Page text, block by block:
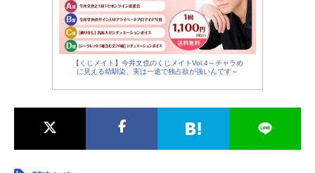
長谷部陸夫：関智一
【くじメイト】今井文也のくじメイトVol.4～チャラめ
に見える幼馴染、実は一途で独占欲が強いんです～